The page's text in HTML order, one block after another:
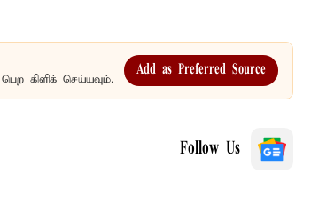
கிளிக் செய்யவும்.
Add as Preferred Source
Follow Us